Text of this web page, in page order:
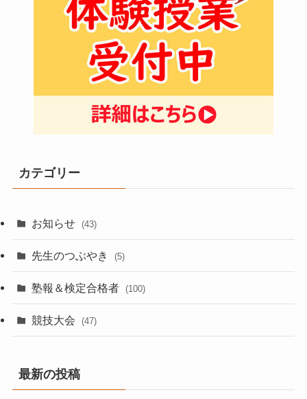
カテゴリー
お知らせ (43)
先生のつぶやき (5)
塾報＆検定合格者 (100)
競技大会 (47)
最新の投稿